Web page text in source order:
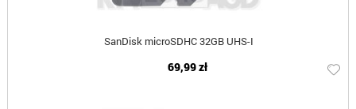
SanDisk microSDHC 32GB UHS-I
69,99 zł